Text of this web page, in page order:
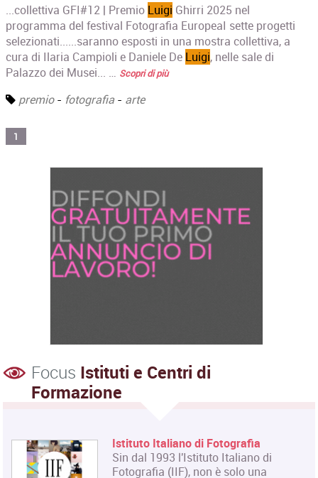
...collettiva GFI#12 | Premio Luigi Ghirri 2025 nel
programma del festival Fotografia EuropeaI sette progetti
selezionati......saranno esposti in una mostra collettiva, a
cura di Ilaria Campioli e Daniele De Luigi, nelle sale di
Palazzo dei Musei... … Scopri di più
premio- fotografia- arte
1
Focus Istituti e Centri di
Formazione
Istituto Italiano di Fotografia
Sin dal 1993 l'Istituto Italiano di
Fotografia (IIF), non è solo una